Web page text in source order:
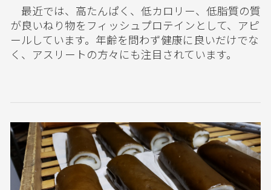
最近では、高たんぱく、低カロリー、低脂質の質
が良いねり物をフィッシュプロテインとして、アピ
ールしています。年齢を問わず健康に良いだけでな
く、アスリートの方々にも注目されています。